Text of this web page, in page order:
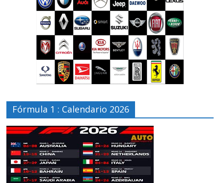
Fórmula 1 : Calendario 2026